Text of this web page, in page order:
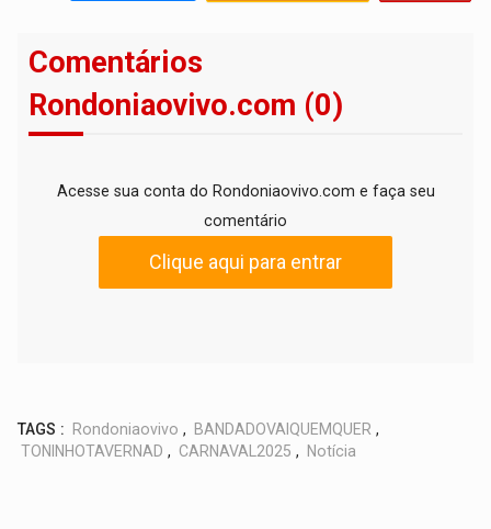
Comentários
Rondoniaovivo.com (0)
Acesse sua conta do Rondoniaovivo.com e faça seu
comentário
Clique aqui para entrar
TAGS : Rondoniaovivo , BANDADOVAIQUEMQUER ,
TONINHOTAVERNAD , CARNAVAL2025 , Notícia